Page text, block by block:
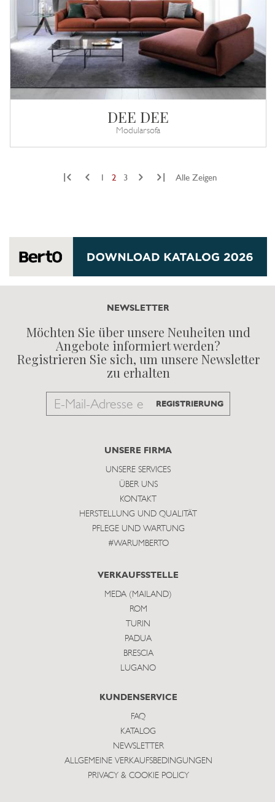
DEE DEE
Modularsofa
2 3 Alle Zeigen
NEWSLETTER
Möchten Sie über unsere Neuheiten und
Angebote informiert werden?
Registrieren Sie sich, um unsere Newsletter
zu erhalten
Email
subscribe
REGISTRIERUNG
UNSERE FIRMA
UNSERE SERVICES
ÜBER UNS
KONTAKT
HERSTELLUNG UND QUALITÄT
PFLEGE UND WARTUNG
#WARUMBERTO
VERKAUFSSTELLE
MEDA (MAILAND)
ROM
TURIN
PADUA
BRESCIA
LUGANO
KUNDENSERVICE
FAQ
KATALOG
NEWSLETTER
ALLGEMEINE VERKAUFSBEDINGUNGEN
PRIVACY & COOKIE POLICY